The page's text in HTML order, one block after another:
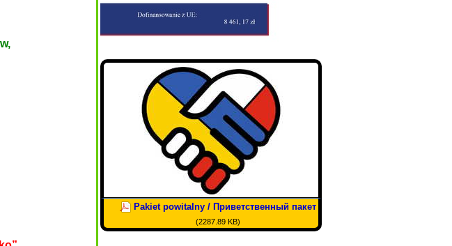
będziemy
Pakiet powitalny / Приветственный пакет
(2287.89 KB)